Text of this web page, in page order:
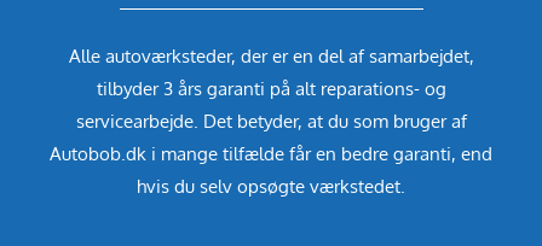
Alle autoværksteder, der er en del af samarbejdet,
tilbyder 3 års garanti på alt reparations- og
servicearbejde. Det betyder, at du som bruger af
Autobob.dk i mange tilfælde får en bedre garanti, end
hvis du selv opsøgte værkstedet.